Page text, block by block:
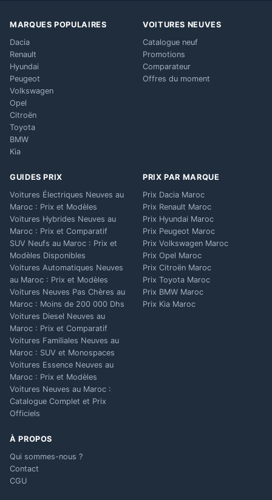
MARQUES POPULAIRES
Dacia
Renault
Hyundai
Peugeot
Volkswagen
Opel
Citroën
Toyota
BMW
Kia
VOITURES NEUVES
Catalogue neuf
Promotions
Comparateur
Offres du moment
GUIDES PRIX
Voitures Électriques Neuves au
Maroc : Prix et Modèles
Voitures Hybrides Neuves au
Maroc : Prix et Comparatif
SUV Neufs au Maroc : Prix et
Modèles Disponibles
Voitures Automatiques Neuves
au Maroc : Prix et Modèles
Voitures Neuves Pas Chères au
Maroc : Moins de 200 000 Dhs
Voitures Diesel Neuves au
Maroc : Prix et Comparatif
Voitures Familiales Neuves au
Maroc : SUV et Monospaces
Voitures Essence Neuves au
Maroc : Prix et Modèles
Voitures Neuves au Maroc :
Catalogue Complet et Prix
Officiels
PRIX PAR MARQUE
Prix Dacia Maroc
Prix Renault Maroc
Prix Hyundai Maroc
Prix Peugeot Maroc
Prix Volkswagen Maroc
Prix Opel Maroc
Prix Citroën Maroc
Prix Toyota Maroc
Prix BMW Maroc
Prix Kia Maroc
À PROPOS
Qui sommes-nous ?
Contact
CGU